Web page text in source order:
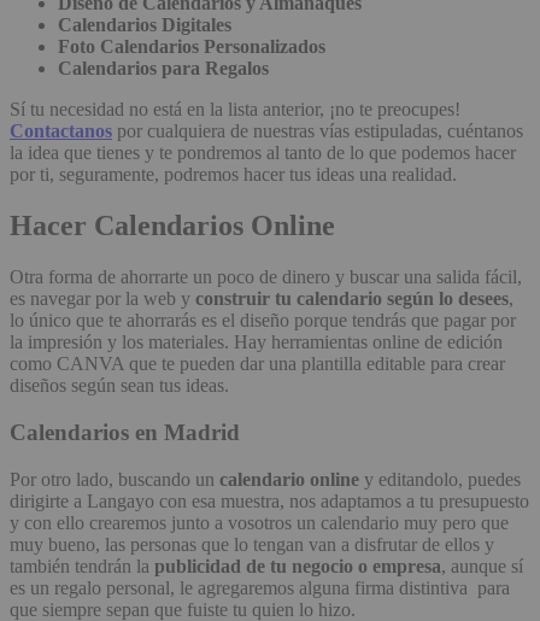
Calendarios Digitales
Foto Calendarios Personalizados
Calendarios para Regalos
Sí tu necesidad no está en la lista anterior, ¡no te preocupes!
Contactanos por cualquiera de nuestras vías estipuladas, cuéntanos
la idea que tienes y te pondremos al tanto de lo que podemos hacer
por ti, seguramente, podremos hacer tus ideas una realidad.
Hacer Calendarios Online
Otra forma de ahorrarte un poco de dinero y buscar una salida fácil,
es navegar por la web y construir tu calendario según lo desees,
lo único que te ahorrarás es el diseño porque tendrás que pagar por
la impresión y los materiales. Hay herramientas online de edición
como CANVA que te pueden dar una plantilla editable para crear
diseños según sean tus ideas.
Calendarios en Madrid
Por otro lado, buscando un calendario online y editandolo, puedes
dirigirte a Langayo con esa muestra, nos adaptamos a tu presupuesto
y con ello crearemos junto a vosotros un calendario muy pero que
muy bueno, las personas que lo tengan van a disfrutar de ellos y
también tendrán la publicidad de tu negocio o empresa, aunque sí
es un regalo personal, le agregaremos alguna firma distintiva para
que siempre sepan que fuiste tu quien lo hizo.